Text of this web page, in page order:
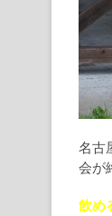
名古
会が
飲め